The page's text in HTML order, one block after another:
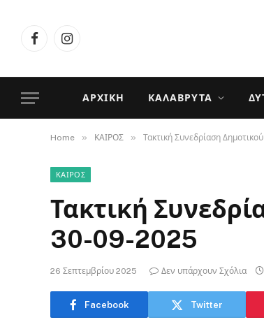
FacebookInstagram
ΑΡΧΙΚΉ ΚΑΛΆΒΡΥΤΑ
Home » ΚΑΙΡΟΣ » Τακτική Συνεδρίαση
ΚΑΙΡΟΣ
Τακτική
30-09-2025
26 Σεπτεμβρίου 2025 Δεν υπάρχουν Σχόλια
Facebook Twitter